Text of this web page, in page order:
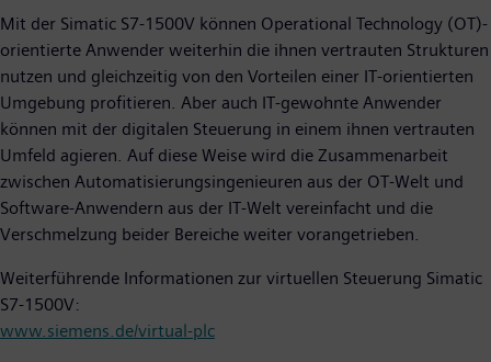
Mit der Simatic S7-1500V können Operational Technology (OT)-
orientierte Anwender weiterhin die ihnen vertrauten Strukturen
nutzen und gleichzeitig von den Vorteilen einer IT-orientierten
Umgebung profitieren. Aber auch IT-gewohnte Anwender
können mit der digitalen Steuerung in einem ihnen vertrauten
Umfeld agieren. Auf diese Weise wird die Zusammenarbeit
zwischen Automatisierungsingenieuren aus der OT-Welt und
Software-Anwendern aus der IT-Welt vereinfacht und die
Verschmelzung beider Bereiche weiter vorangetrieben.
Weiterführende Informationen zur virtuellen Steuerung Simatic
S7-1500V:
www.siemens.de/virtual-plc